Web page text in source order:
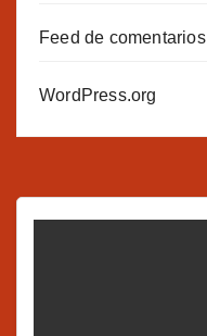
Feed de comentarios
WordPress.org